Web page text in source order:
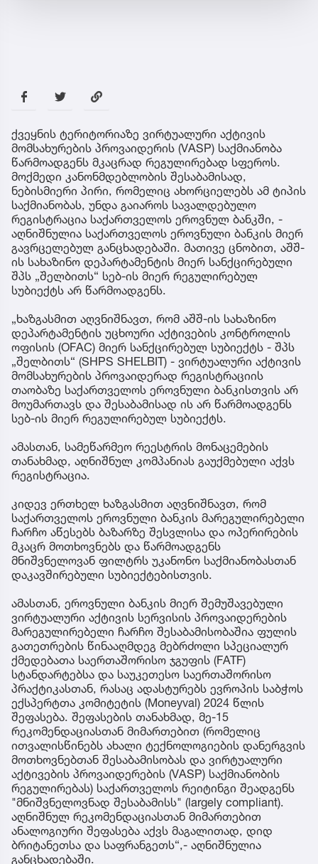
ქვეყნის ტერიტორიაზე ვირტუალური აქტივის
მომსახურების პროვაიდერის (VASP) საქმიანობა
წარმოადგენს მკაცრად რეგულირებად სფეროს.
მოქმედი კანონმდებლობის შესაბამისად,
ნებისმიერი პირი, რომელიც ახორციელებს ამ ტიპის
საქმიანობას, უნდა გაიაროს სავალდებულო
რეგისტრაცია საქართველოს ეროვნულ ბანკში, -
აღნიშნულია საქართველოს ეროვნული ბანკის მიერ
გავრცელებულ განცხადებაში. მათივე ცნობით, აშშ-
ის სახაზინო დეპარტამენტის მიერ სანქცირებული
შპს „შელბითს“ სებ-ის მიერ რეგულირებულ
სუბიექტს არ წარმოადგენს.
„ხაზგასმით აღვნიშნავთ, რომ აშშ-ის სახაზინო
დეპარტამენტის უცხოური აქტივების კონტროლის
ოფისის (OFAC) მიერ სანქცირებულ სუბიექტს - შპს
„შელბითს“ (SHPS SHELBIT) - ვირტუალური აქტივის
მომსახურების პროვაიდერად რეგისტრაციის
თაობაზე საქართველოს ეროვნული ბანკისთვის არ
მოუმართავს და შესაბამისად ის არ წარმოადგენს
სებ-ის მიერ რეგულირებულ სუბიექტს.
ამასთან, სამეწარმეო რეესტრის მონაცემების
თანახმად, აღნიშნულ კომპანიას გაუქმებული აქვს
რეგისტრაცია.
კიდევ ერთხელ ხაზგასმით აღვნიშნავთ, რომ
საქართველოს ეროვნული ბანკის მარეგულირებელი
ჩარჩო აწესებს ბაზარზე შესვლისა და ოპერირების
მკაცრ მოთხოვნებს და წარმოადგენს
მნიშვნელოვან ფილტრს უკანონო საქმიანობასთან
დაკავშირებული სუბიექტებისთვის.
ამასთან, ეროვნული ბანკის მიერ შემუშავებული
ვირტუალური აქტივის სერვისის პროვაიდერების
მარეგულირებელი ჩარჩო შესაბამისობაშია ფულის
გათეთრების წინააღმდეგ მებრძოლი სპეციალურ
ქმედებათა საერთაშორისო ჯგუფის (FATF)
სტანდარტებსა და საუკეთესო საერთაშორისო
პრაქტიკასთან, რასაც ადასტურებს ევროპის საბჭოს
ექსპერტთა კომიტეტის (Moneyval) 2024 წლის
შეფასება. შეფასების თანახმად, მე-15
რეკომენდაციასთან მიმართებით (რომელიც
ითვალისწინებს ახალი ტექნოლოგიების დანერგვის
მოთხოვნებთან შესაბამისობას და ვირტუალური
აქტივების პროვაიდერების (VASP) საქმიანობის
რეგულირებას) საქართველოს რეიტინგი შეადგენს
"მნიშვნელოვნად შესაბამისს" (largely compliant).
აღნიშნულ რეკომენდაციასთან მიმართებით
ანალოგიური შეფასება აქვს მაგალითად, დიდ
ბრიტანეთსა და საფრანგეთს“,- აღნიშნულია
განცხადებაში.